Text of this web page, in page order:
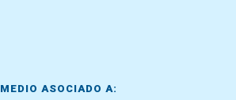
MEDIO ASOCIADO A: